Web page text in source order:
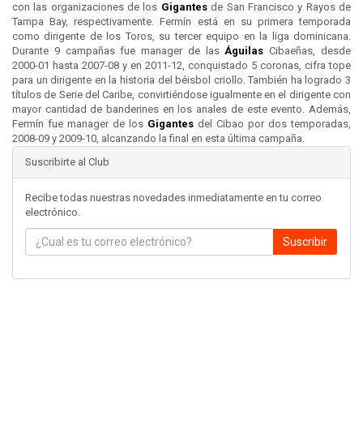
con las organizaciones de los Gigantesde San Francisco y Rayos de
Tampa Bay, respectivamente. Fermín está en su primera temporada
como dirigente de los Toros, su tercer equipo en la liga dominicana.
Durante 9 campañas fue manager de lasÁguilas Cibaeñas, desde
2000-01 hasta 2007-08 y en 2011-12, conquistado 5 coronas, cifra tope
para un dirigente en la historia del béisbol criollo. También ha logrado 3
títulos de Serie del Caribe, convirtiéndose igualmente en el dirigente con
mayor cantidad de banderines en los anales de este evento. Además,
Fermín fue manager de los Gigantes del Cibao por dos temporadas,
2008-09 y 2009-10, alcanzando la final en esta última campaña.
Suscribirte al Club
Recibe todas nuestras novedades inmediatamente en tu correo
electrónico.
Suscribir